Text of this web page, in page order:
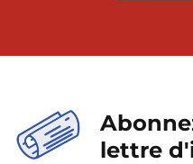
lettre